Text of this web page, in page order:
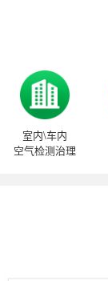
室内\车内
空气检测治理